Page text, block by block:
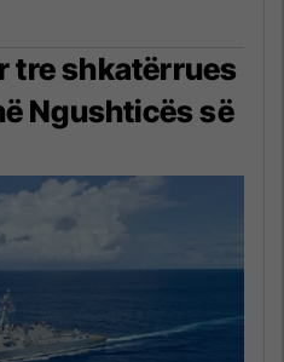
tre shkatërrues
Ngushticës së